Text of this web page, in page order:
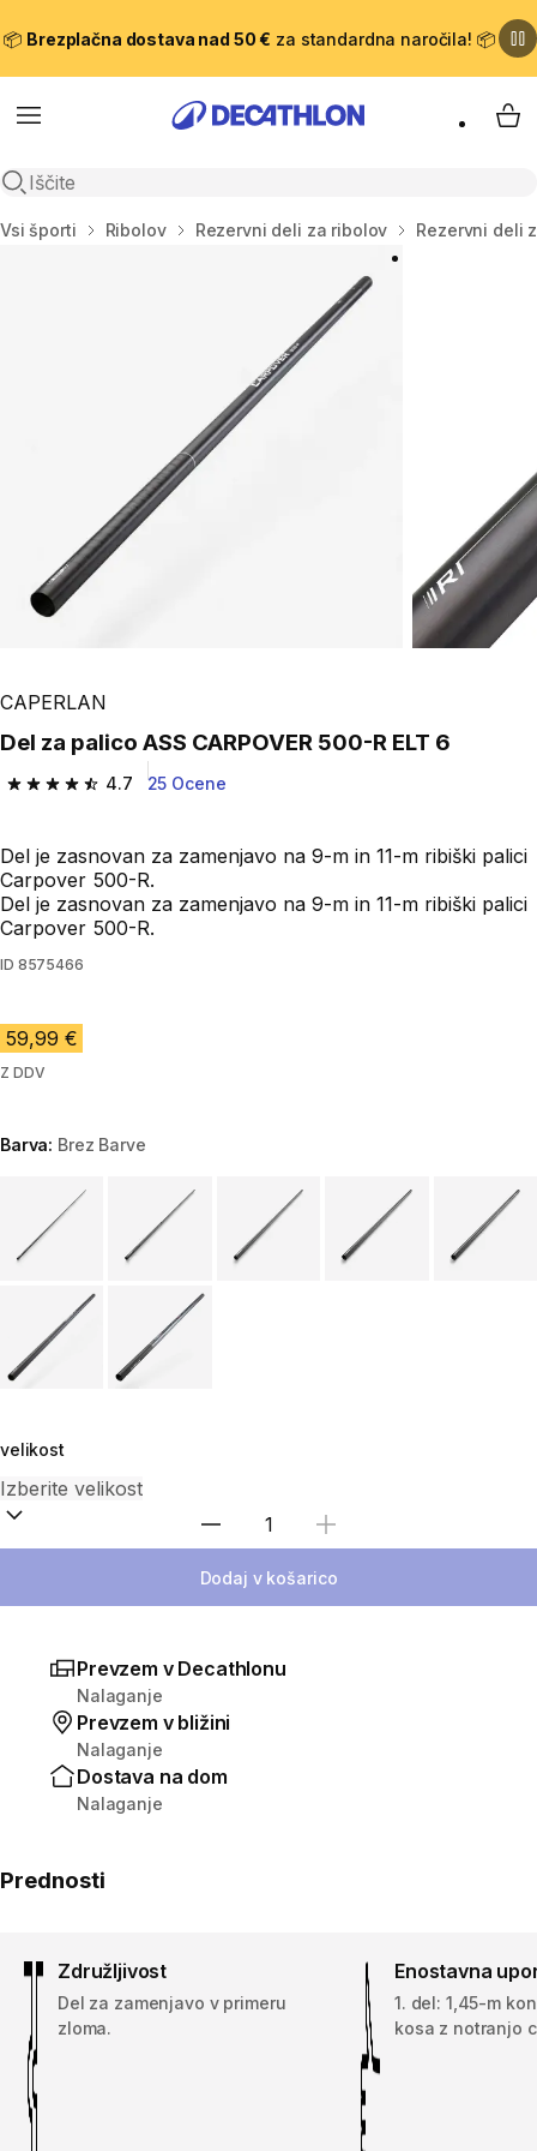
📦 Brezplačna dostava nad 50 € za standardna naročila! 📦
Meni
Odpri iskanje
Domov
Vsi športi Ribolov Rezervni deli za ribolov Rezervni deli
CAPERLAN
Del za palico ASS CARPOVER 500-R ELT 6
4.7
4.7 od 5 zvezdic from 25 ocene
25 Ocene
Del je zasnovan za zamenjavo na 9-m in 11-m ribiški palici
Carpover 500-R.
Del je zasnovan za zamenjavo na 9-m in 11-m ribiški palici
Carpover 500-R.
ID 8575466
59,99 €
Z DDV
Barva: Brez Barve
Choose a variant
velikost
Izberite količino
Dodaj v košarico
Prevzem v Decathlonu
Nalaganje
Prevzem v bližini
Nalaganje
Dostava na dom
Nalaganje
Prednosti
Združljivost
Del za zamenjavo v primeru
zloma.
Enostavna
1. del: 1,45-m
kosa z notranjo